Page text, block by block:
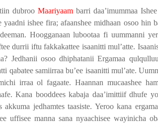
dubroo Maariyaambarri daa’imummaa
yaadni ishee fira; afaanshee midhaan osoo hin
Hoogganaan lubootaa fi uummanni
durrii iftu fakkakattee isaanitti mul’atte.
Jedhanii osoo dhiphatanii Ergamaa
qabatee samiirraa bu’ee isaanitti mul’ate.
irraa ol fagaate. Haannan mucaashee
Kana booddees kabaja daa’imittiif dhufe
akkuma jedhamtes taasiste. Yeroo kana
uffisee manna sana nyaachisee wayinicha